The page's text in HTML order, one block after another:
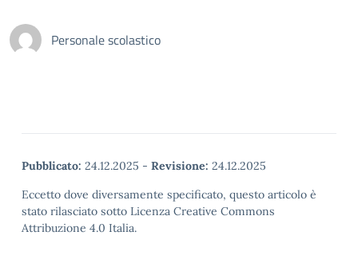
Personale scolastico
Pubblicato: 24.12.2025 - Revisione: 24.12.2025
Eccetto dove diversamente specificato, questo articolo è
stato rilasciato sotto Licenza Creative Commons
Attribuzione 4.0 Italia.